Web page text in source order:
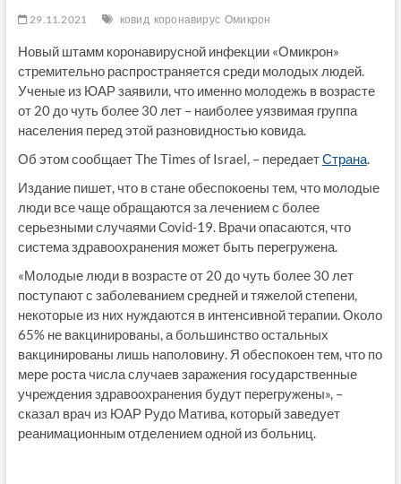
29.11.2021 ковид коронавирус Омикрон
Новый штамм коронавирусной инфекции «Омикрон»
стремительно распространяется среди молодых людей.
Ученые из ЮАР заявили, что именно молодежь в возрасте
от 20 до чуть более 30 лет – наиболее уязвимая группа
населения перед этой разновидностью ковида.
Об этом сообщает The Times of Israel, – передаетСтрана.
Издание пишет, что в стане обеспокоены тем, что молодые
люди все чаще обращаются за лечением с более
серьезными случаями Covid-19. Врачи опасаются, что
система здравоохранения может быть перегружена.
«Молодые люди в возрасте от 20 до чуть более 30 лет
поступают с заболеванием средней и тяжелой степени,
некоторые из них нуждаются в интенсивной терапии. Около
65% не вакцинированы, а большинство остальных
вакцинированы лишь наполовину. Я обеспокоен тем, что по
мере роста числа случаев заражения государственные
учреждения здравоохранения будут перегружены», –
сказал врач из ЮАР Рудо Матива, который заведует
реанимационным отделением одной из больниц.